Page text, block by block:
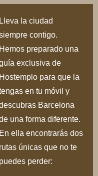
Lleva la ciudad
contigo.
Hemos preparado una
exclusiva de
Hostemplo para que la
en tu móvil y
Barcelona
una forma diferente.
En ella encontrarás dos
rutas únicas que no te
puedes perder: